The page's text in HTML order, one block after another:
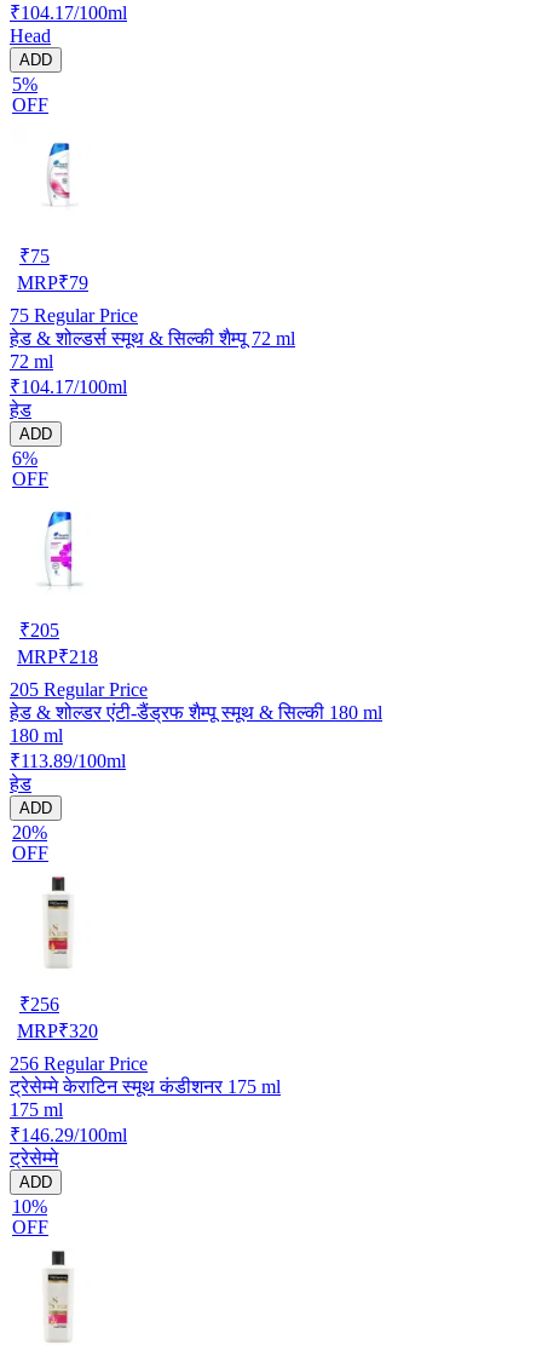
₹104.17/100ml
Head
ADD
5%
OFF
₹75
MRP₹79
75 Regular Price
हेड & शोल्डर्स स्मूथ & सिल्की शैम्पू 72 ml
72 ml
₹104.17/100ml
हेड
ADD
6%
OFF
₹205
MRP₹218
205 Regular Price
हेड & शोल्डर एंटी-डैंड्रफ शैम्पू स्मूथ & सिल्की 180 ml
180 ml
₹113.89/100ml
हेड
ADD
20%
OFF
₹256
MRP₹320
256 Regular Price
ट्रेसेम्मे केराटिन स्मूथ कंडीशनर 175 ml
175 ml
₹146.29/100ml
ट्रेसेम्मे
ADD
10%
OFF